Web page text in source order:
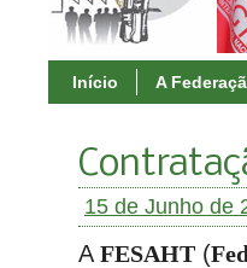
Início A
15 de Junho de
A FESAHT (